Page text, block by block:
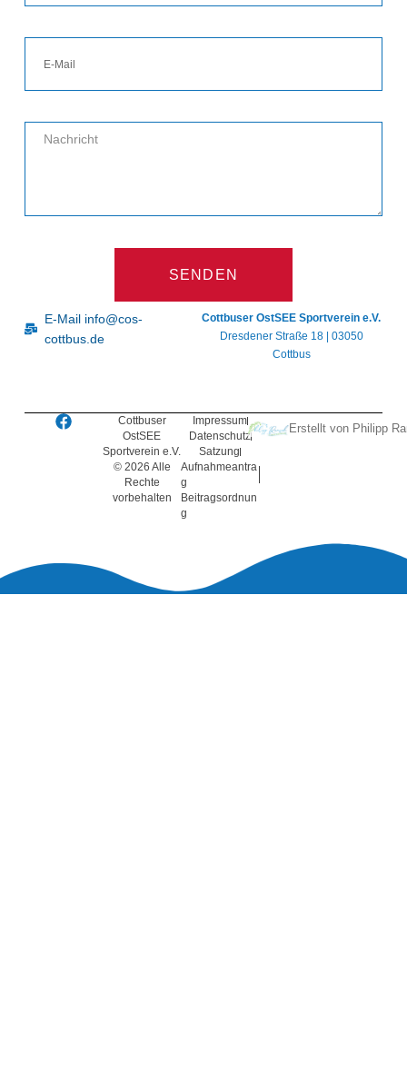
SENDEN
E-Mail info@cos-
cottbus.de
Cottbuser OstSEE Sportverein e.V.
Dresdener Straße 18 | 03050
Cottbus
Cottbuser
OstSEE
Sportverein e.V.
© 2026 Alle
Rechte
vorbehalten
Impressum
Datenschutz
Satzung
Aufnahmeantra
G
Beitragsordnun
G
Erstellt von Philipp